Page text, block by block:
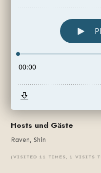
Hosts und Gäste
Raven, Shin
(VISITED 11 TIMES, 1 VISITS